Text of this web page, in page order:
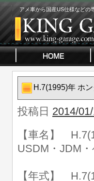
アメ車から国産US仕様などの
H.7(1995)年 ホ
投稿日 2014/
【車名】
USDM・JDM
【年式】